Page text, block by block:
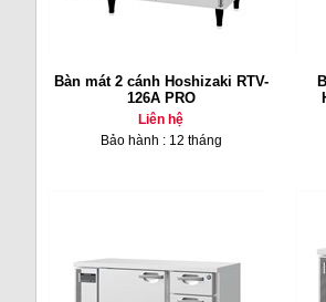
Bàn mát 2 cánh Hoshizaki RTV-
126A PRO
Liên hệ
Bảo hành : 12 tháng